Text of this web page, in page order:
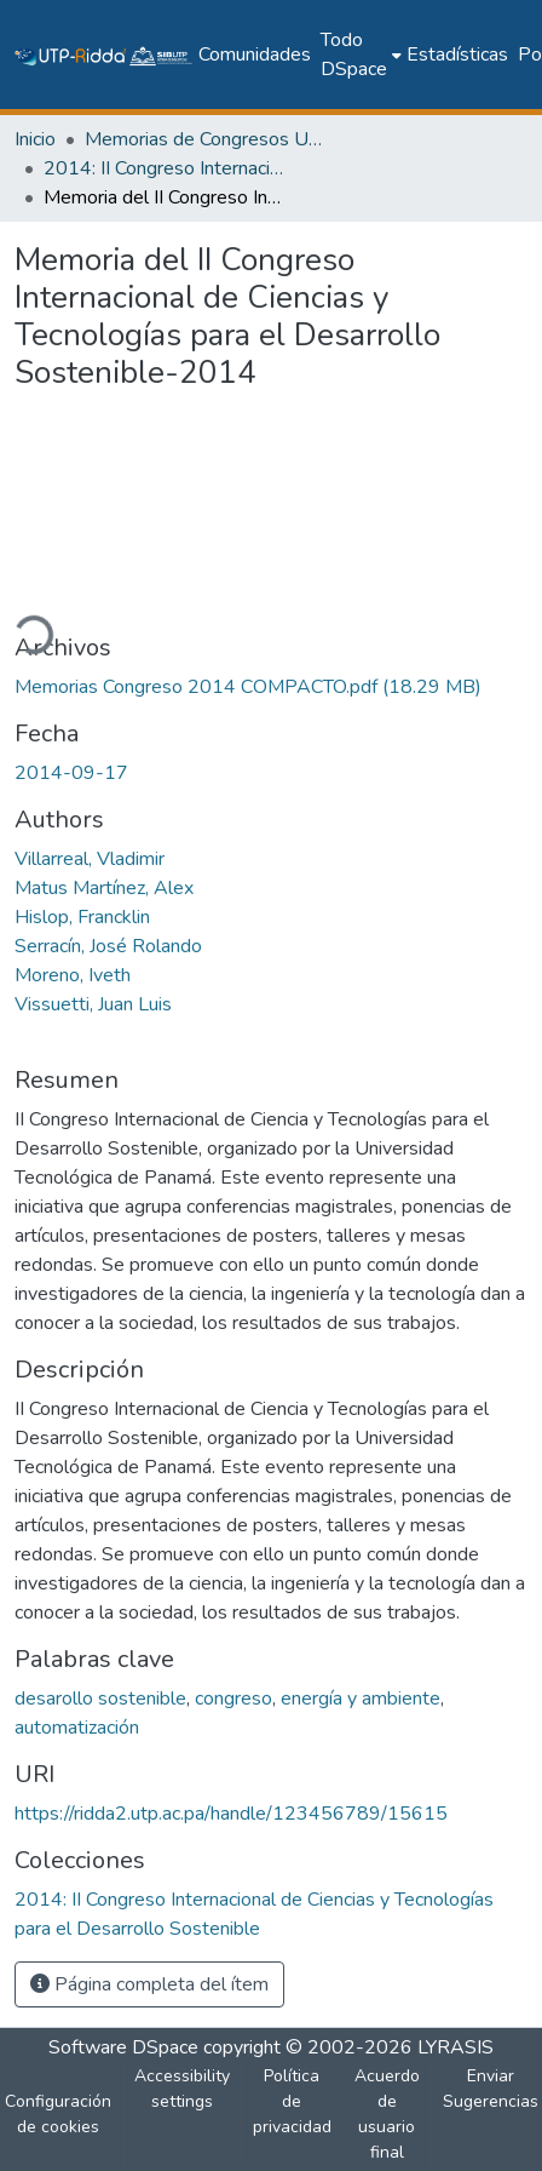
Comunidades
Todo
DSpace
Estadísticas
Inicio
Memorias de Congresos UTP
2014: II Congreso Internacional de Ciencias y Tecnologías para el Desarrollo Sostenible
Memoria del II Congreso Internacional de Ciencias y Tecnologías para el Desarrollo Sostenible-2014
Memoria del II Congreso
Internacional de Ciencias y
Tecnologías para el Desarrollo
Sostenible-2014
Archivos
Memorias Congreso 2014 COMPACTO.pdf(18.29 MB)
Fecha
2014-09-17
Authors
Villarreal, Vladimir
Matus Martínez, Alex
Hislop, Francklin
Serracín, José Rolando
Moreno, Iveth
Vissuetti, Juan Luis
Resumen
II Congreso Internacional de Ciencia y Tecnologías para el
Desarrollo Sostenible, organizado por la Universidad
Tecnológica de Panamá. Este evento represente una
iniciativa que agrupa conferencias magistrales, ponencias de
artículos, presentaciones de posters, talleres y mesas
redondas. Se promueve con ello un punto común donde
investigadores de la ciencia, la ingeniería y la tecnología dan a
conocer a la sociedad, los resultados de sus trabajos.
Descripción
II Congreso Internacional de Ciencia y Tecnologías para el
Desarrollo Sostenible, organizado por la Universidad
Tecnológica de Panamá. Este evento represente una
iniciativa que agrupa conferencias magistrales, ponencias de
artículos, presentaciones de posters, talleres y mesas
redondas. Se promueve con ello un punto común donde
investigadores de la ciencia, la ingeniería y la tecnología dan a
conocer a la sociedad, los resultados de sus trabajos.
Palabras clave
desarollo sostenible, congreso, energía y ambiente,
automatización
URI
https://ridda2.utp.ac.pa/handle/123456789/15615
Colecciones
2014: II Congreso Internacional de Ciencias y Tecnologías
para el Desarrollo Sostenible
Página completa del ítem
Software DSpace copyright © 2002-2026 LYRASIS
Configuración
de cookies
Accessibility
settings
Política
de
privacidad
Acuerdo
de
usuario
final
Enviar
Sugerencias